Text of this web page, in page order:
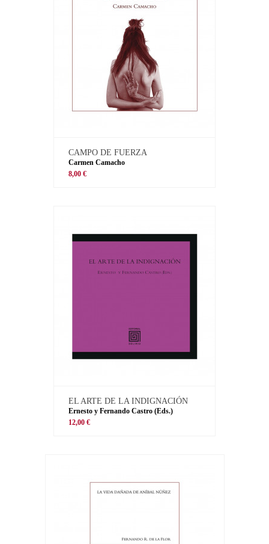
CAMPO DE FUERZA
Carmen Camacho
8,00 €
EL ARTE DE LA INDIGNACIÓN
Ernesto y Fernando Castro (Eds.)
12,00 €